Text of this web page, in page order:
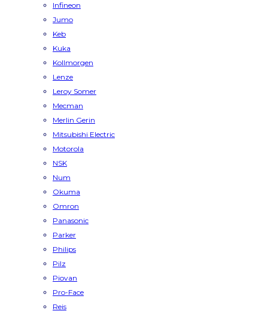
Infineon
Jumo
Keb
Kuka
Kollmorgen
Lenze
Leroy Somer
Mecman
Merlin Gerin
Mitsubishi Electric
Motorola
NSK
Num
Okuma
Omron
Panasonic
Parker
Philips
Pilz
Piovan
Pro-Face
Reis